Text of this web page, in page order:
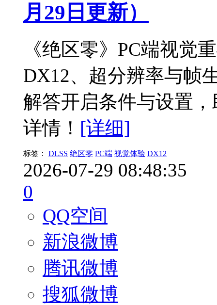
月29日更新）
《绝区零》PC端视觉
DX12、超分辨率与帧
解答开启条件与设置
详情！ [详细]
标签： DLSS 绝区零 PC端 视觉体验 DX12
2026-07-29 08:48:35
0
QQ空间
新浪微博
腾讯微博
搜狐微博